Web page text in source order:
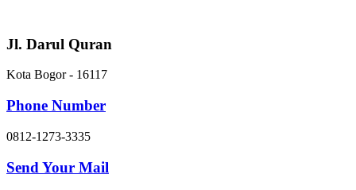
content
Jl. Darul Quran
Kota Bogor - 16117
Phone Number
0812-1273-3335
Send Your Mail